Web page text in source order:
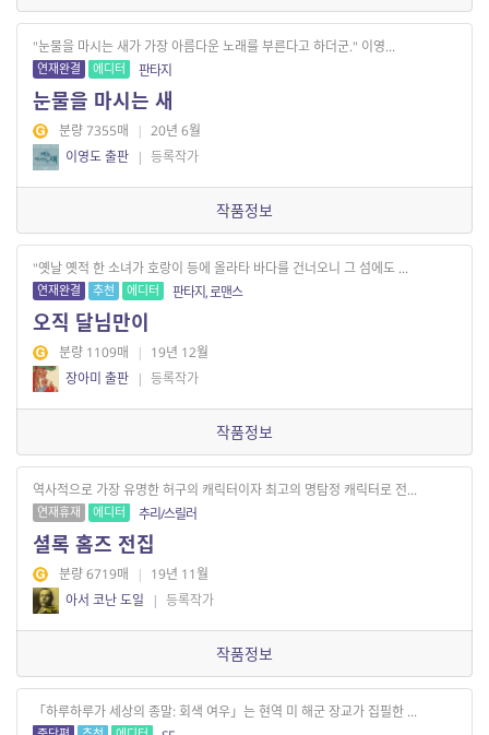
"눈물을 마시는 새가 가장 아름다운 노래를 부른다고 하더군." 이영...
연재완결 에디터 판타지
눈물을 마시는 새
분량 7355매 | 20년 6월
이영도 출판 | 등록작가
작품정보
"옛날 옛적 한 소녀가 호랑이 등에 올라타 바다를 건너오니 그 섬에도 ...
연재완결 추천 에디터 판타지, 로맨스
오직 달님만이
분량 1109매 | 19년 12월
장아미 출판 | 등록작가
작품정보
역사적으로 가장 유명한 허구의 캐릭터이자 최고의 명탐정 캐릭터로 전...
연재휴재 에디터 추리/스릴러
셜록 홈즈 전집
분량 6719매 | 19년 11월
아서 코난 도일
| 등록작가
작품정보
「하루하루가 세상의 종말: 회색 여우」는 현역 미 해군 장교가 집필한 ...